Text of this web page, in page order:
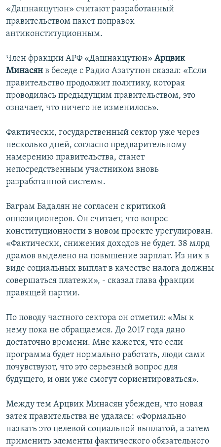
«Дашнакцутюн» считают разработанный
правительством пакет поправок
антиконституционным.
Член фракции АРФ «Дашнакцутюн» Арцвик
Минасян в беседе с Радио Азатутюн сказал: «Если
правительство продолжит политику, которая
проводилась предыдущим правительством, это
означает, что ничего не изменилось».
Фактически, государственный сектор уже через
несколько дней, согласно предварительному
намерению правительства, станет
непосредственным участником вновь
разработанной системы.
Ваграм Бадалян не согласен с критикой
оппозиционеров. Он считает, что вопрос
конституционности в новом проекте урегулирован.
«Фактически, снижения доходов не будет. 38 млрд
драмов выделено на повышение зарплат. Из них в
виде социальных выплат в качестве налога должны
совершаться платежи», - сказал глава фракции
правящей партии.
По поводу частного сектора он отметил: «Мы к
нему пока не обращаемся. До 2017 года дано
достаточно времени. Мне кажется, что если
программа будет нормально работать, люди сами
почувствуют, что это серьезный вопрос для
будущего, и они уже смогут сориентироваться».
Между тем Арцвик Минасян убежден, что новая
затея правительства не удалась: «Формально
назвать это целевой социальной выплатой, а затем
применить элементы фактического обязательного